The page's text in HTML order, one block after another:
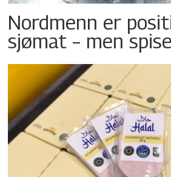
Nordmenn er
sjømat – men